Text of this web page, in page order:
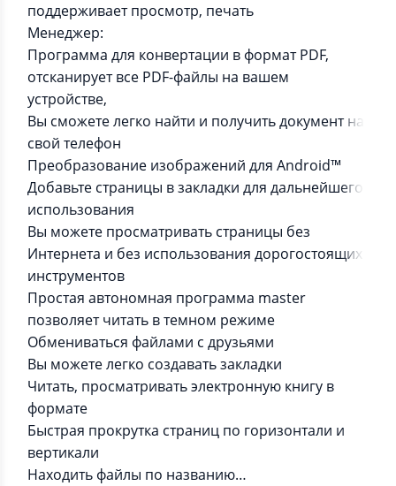
поддерживает просмотр, печать
Менеджер:
Программа для конвертации в формат PDF,
отсканирует все PDF-файлы на вашем
устройстве,
Вы сможете легко найти и получить документ на
свой телефон
Преобразование изображений для Android™
Добавьте страницы в закладки для дальнейшего
использования
Вы можете просматривать страницы без
Интернета и без использования дорогостоящих
инструментов
Простая автономная программа master
позволяет читать в темном режиме
Обмениваться файлами с друзьями
Вы можете легко создавать закладки
Читать, просматривать электронную книгу в
формате
Быстрая прокрутка страниц по горизонтали и
вертикали
Находить файлы по названию